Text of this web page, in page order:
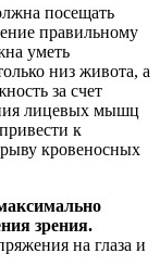
посещать
правильному
уметь
низ живота, а
за счет
лицевых мышц
к
кровеносных
зрения.
на глаза и